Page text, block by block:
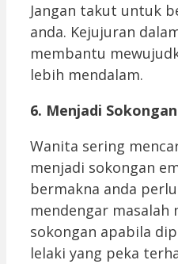
Jangan takut untuk
anda. Kejujuran
membantu
lebih mendalam.
6. Menjadi
Wanita sering
menjadi sokongan
bermakna anda
mendengar masalah
sokongan apabila
lelaki yang peka